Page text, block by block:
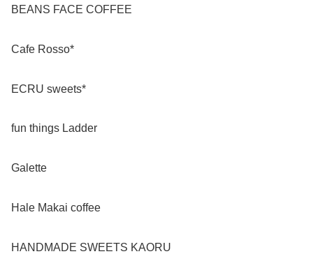
BEANS FACE COFFEE
Cafe Rosso*
ECRU sweets*
fun things Ladder
Galette
Hale Makai coffee
HANDMADE SWEETS KAORU